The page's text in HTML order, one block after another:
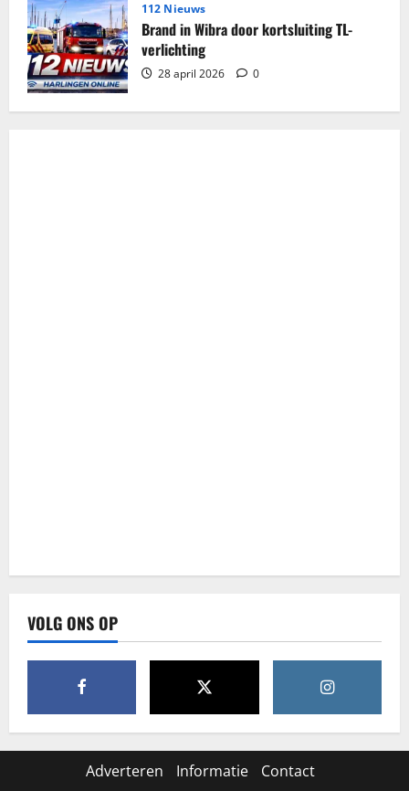
112 Nieuws
Brand in Wibra door kortsluiting TL-
verlichting
28 april 2026 0
VOLG ONS OP
Adverteren Informatie Contact